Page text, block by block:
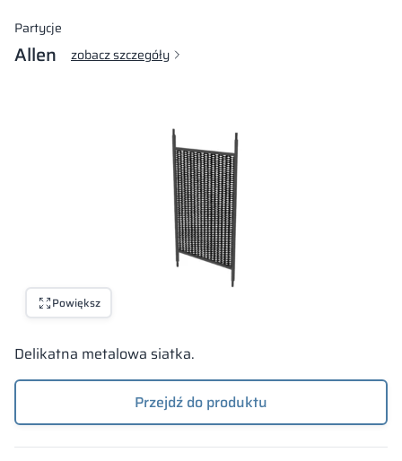
Partycje
Allen zobacz szczegóły
Powiększ
Delikatna metalowa siatka.
Przejdź do produktu